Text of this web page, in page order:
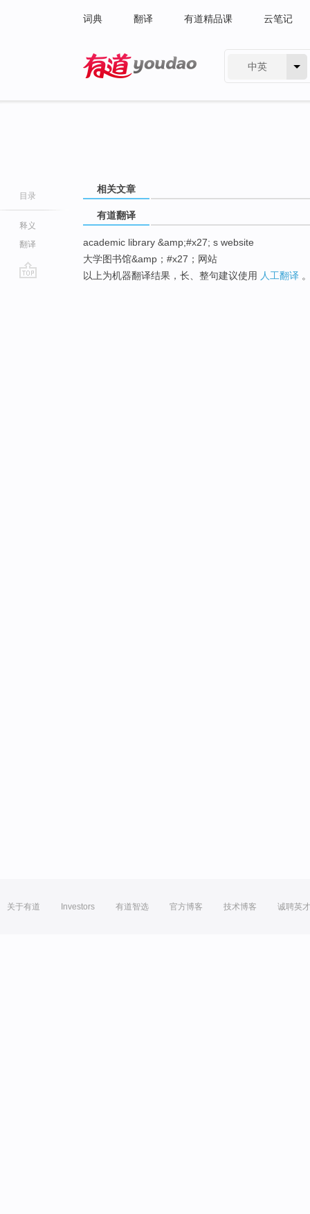
词典 翻译 有道精品课 云笔记
中英
目录
释义
翻译
相关文章
有道翻译
academic library &amp;#x27; s website
大学图书馆&amp；#x27；网站
以上为机器翻译结果，长、整句建议使用 人工翻译
关于有道 Investors 有道智选 官方博客 技术博客 诚聘英才